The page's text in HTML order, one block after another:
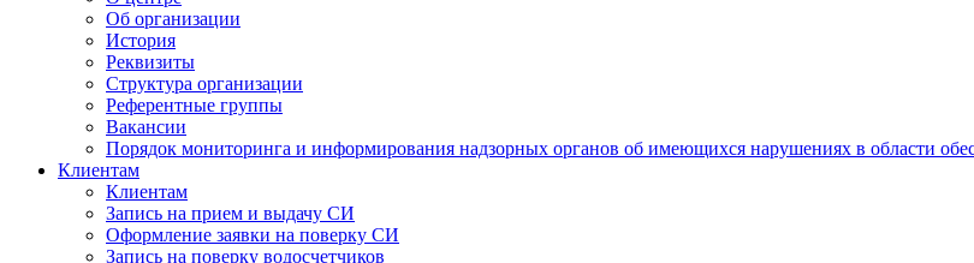
Об организации
История
Реквизиты
Структура организации
Референтные группы
Вакансии
Порядок мониторинга и информирования надзорных органов об имеющихся нарушениях в области
Клиентам
Клиентам
Запись на прием и выдачу СИ
Оформление заявки на поверку СИ
Запись на поверку водосчетчиков